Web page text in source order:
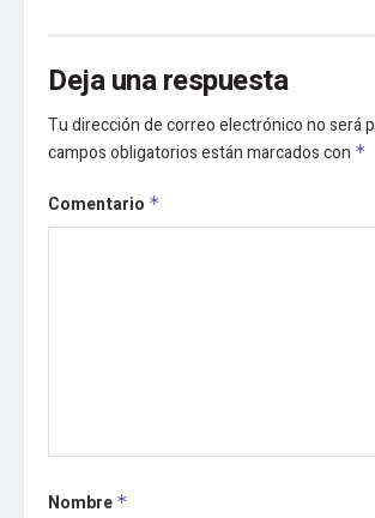
Deja una respuesta
Tu dirección de correo electrónico no será
campos obligatorios están marcados con *
Comentario *
Nombre *